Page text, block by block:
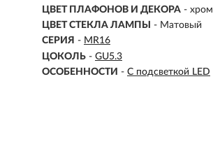
ЦВЕТ ПЛАФОНОВ И ДЕКОРА - хром
ЦВЕТ СТЕКЛА ЛАМПЫ
- Матовый
СЕРИЯ - MR16
ЦОКОЛЬ - GU5.3
ОСОБЕННОСТИ - С подсветкой LED